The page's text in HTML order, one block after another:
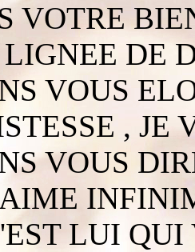
VOTRE
DE
VOUS
, JE
VOUS
LUI